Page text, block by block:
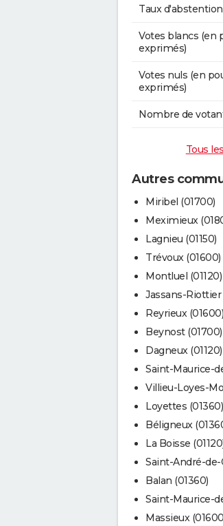
Taux d'abstention
Votes blancs (en
exprimés)
Votes nuls (en
exprimés)
Nombre de
Tous
Autres
Miribel (01700)
Meximieux
Lagnieu (01150)
Trévoux (01600)
Montluel (01120)
Jassans-Riottier
Reyrieux (01600)
Beynost (01700)
Dagneux (01120)
Saint-Maurice-
Villieu-Loyes-
Loyettes (01360)
Béligneux
La Boisse
Saint-André-de-
Balan (01360)
Saint-Maurice-
Massieux